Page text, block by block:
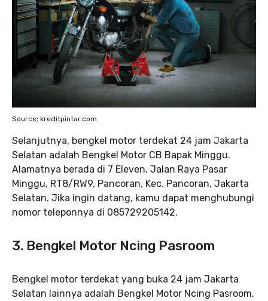
Source; kreditpintar.com
Selanjutnya, bengkel motor terdekat 24 jam Jakarta
Selatan adalah Bengkel Motor CB Bapak Minggu.
Alamatnya berada di 7 Eleven, Jalan Raya Pasar
Minggu, RT8/RW9, Pancoran, Kec. Pancoran, Jakarta
Selatan. Jika ingin datang, kamu dapat menghubungi
nomor teleponnya di 085729205142.
3. Bengkel Motor Ncing Pasroom
Bengkel motor terdekat yang buka 24 jam Jakarta
Selatan lainnya adalah Bengkel Motor Ncing Pasroom.